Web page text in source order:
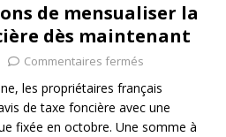
de mensualiser la
dès maintenant
Commentaires fermés
les propriétaires français
de taxe foncière avec une
fixée en octobre. Une somme à